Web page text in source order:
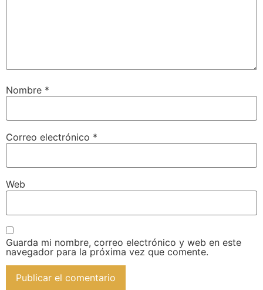
Nombre *
Correo electrónico *
Web
Guarda mi nombre, correo electrónico y web en este
navegador para la próxima vez que comente.